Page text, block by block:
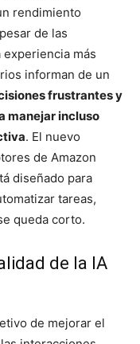
rendimiento
de las
más
informan de un
frustrantes y
manejar incluso
. El nuevo
de Amazon
diseñado para
tareas,
queda corto.
de la IA
de mejorar el